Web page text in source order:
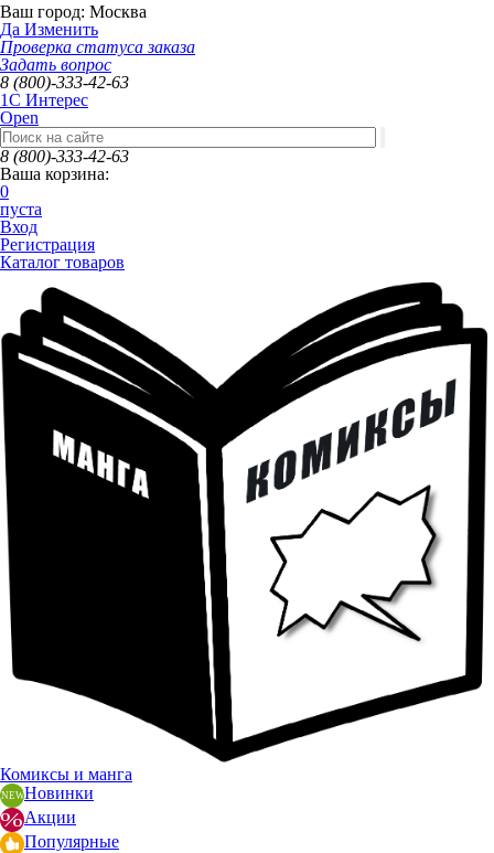
Ваш город: Москва
Да Изменить
Проверка статуса заказа
Задать вопрос
8 (800)-333-42-63
1C Интерес
Open
8 (800)-333-42-63
Ваша корзина:
0
пуста
Вход
Регистрация
Каталог товаров
Комиксы и манга
Новинки
Акции
Популярные